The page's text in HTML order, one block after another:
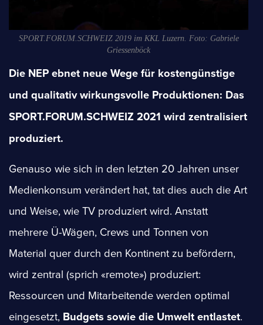
SPORT.FORUM.SCHWEIZ 2019 im KKL Luzern. Foto: Gabriele
Griessenböck
Die NEP ebnet neue Wege für kostengünstige
und qualitativ wirkungsvolle Produktionen: Das
SPORT.FORUM.SCHWEIZ 2021 wird zentralisiert
produziert.
Genauso wie sich in den letzten 20 Jahren unser
Medienkonsum verändert hat, tat dies auch die Art
und Weise, wie TV produziert wird. Anstatt
mehrere Ü-Wägen, Crews und Tonnen von
Material quer durch den Kontinent zu befördern,
wird zentral (sprich «remote») produziert:
Ressourcen und Mitarbeitende werden optimal
eingesetzt, Budgets sowie die Umwelt entlastet.